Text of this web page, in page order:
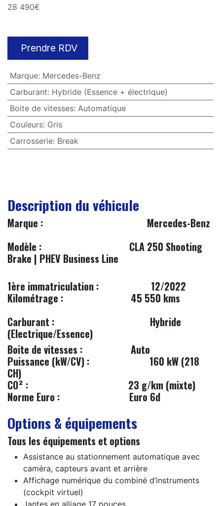
28 490€
Prendre RDV
Marque: Mercedes-Benz
Carburant: Hybride (Essence + électrique)
Boite de vitesses: Automatique
Couleurs: Gris
Carrosserie: Break
Description du véhicule
​Marque :
Mercedes-Benz
Modèle :
CLA 250 Shooting
Brake | PHEV Business Line
1ère immatriculation :
​12/2022
Kilométrage :
45 550 kms
Carburant :
Hybride
(Electrique/Essence)
Boite de vitesses :
Auto
Puissance (kW/CV) :
160 kW (218
CH)
CO² :
23 g/km (mixte)
Norme Euro :
​Euro 6d
Options & équipements
Tous les équipements et options
Assistance au stationnement automatique avec
caméra, capteurs avant et arrière
Affichage numérique du combiné d’instruments
(cockpit virtuel)
Jantes en alliage 17 pouces